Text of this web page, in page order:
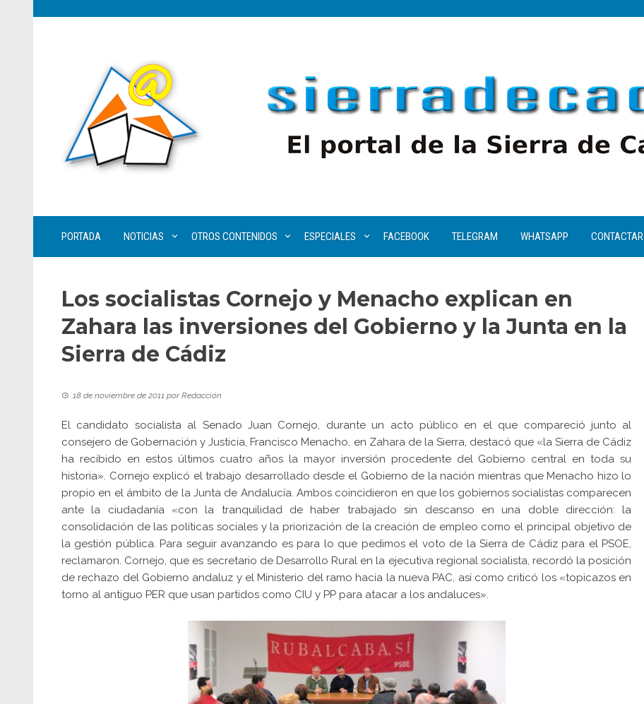
PORTADA NOTICIAS OTROS CONTENIDOS ESPECIALES FACEBOOK TELEGRAM WHATSAPP CONTACTAR
Los socialistas Cornejo y Menacho explican en
Zahara las inversiones del Gobierno y la Junta en la
Sierra de Cádiz
18 de noviembre de 2011 porRedacción
El candidato socialista al Senado Juan Cornejo, durante un acto público en el que compareció junto al
consejero de Gobernación y Justicia, Francisco Menacho, en Zahara de la Sierra, destacó que «la Sierra de Cádiz
ha recibido en estos últimos cuatro años la mayor inversión procedente del Gobierno central en toda su
historia». Cornejo explicó el trabajo desarrollado desde el Gobierno de la nación mientras que Menacho hizo lo
propio en el ámbito de la Junta de Andalucía. Ambos coincidieron en que los gobiernos socialistas comparecen
ante la ciudadanía «con la tranquilidad de haber trabajado sin descanso en una doble dirección: la
consolidación de las políticas sociales y la priorización de la creación de empleo como el principal objetivo de
la gestión pública. Para seguir avanzando es para lo que pedimos el voto de la Sierra de Cádiz para el PSOE,
reclamaron. Cornejo, que es secretario de Desarrollo Rural en la ejecutiva regional socialista, recordó la posición
de rechazo del Gobierno andaluz y el Ministerio del ramo hacia la nueva PAC, así como criticó los «topicazos en
torno al antiguo PER que usan partidos como CIU y PP para atacar a los andaluces».